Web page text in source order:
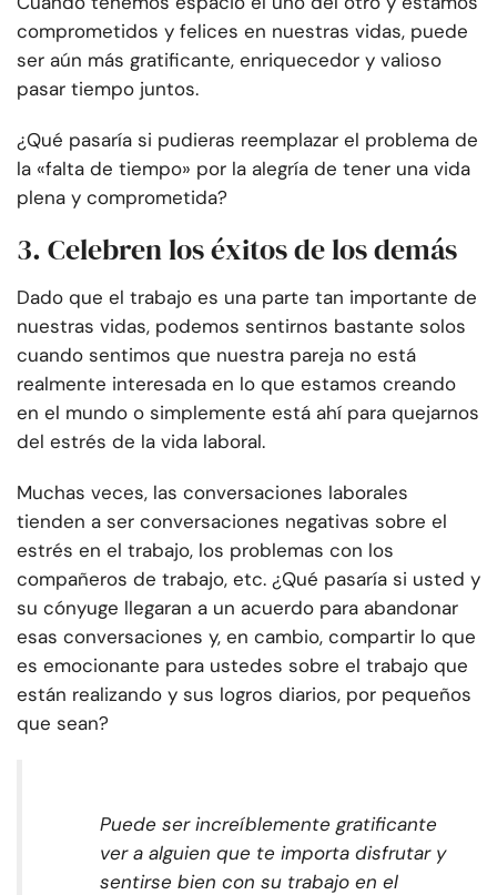
comprometidos y felices en nuestras vidas, puede
ser aún más gratificante, enriquecedor y valioso
pasar tiempo juntos.
¿Qué pasaría si pudieras reemplazar el problema de
la «falta de tiempo» por la alegría de tener una vida
plena y comprometida?
3. Celebren los éxitos de los demás
Dado que el trabajo es una parte tan importante de
nuestras vidas, podemos sentirnos bastante solos
cuando sentimos que nuestra pareja no está
realmente interesada en lo que estamos creando
en el mundo o simplemente está ahí para quejarnos
del estrés de la vida laboral.
Muchas veces, las conversaciones laborales
tienden a ser conversaciones negativas sobre el
estrés en el trabajo, los problemas con los
compañeros de trabajo, etc. ¿Qué pasaría si usted y
su cónyuge llegaran a un acuerdo para abandonar
esas conversaciones y, en cambio, compartir lo que
es emocionante para ustedes sobre el trabajo que
están realizando y sus logros diarios, por pequeños
que sean?
Puede ser increíblemente gratificante
ver a alguien que te importa disfrutar y
sentirse bien con su trabajo en el